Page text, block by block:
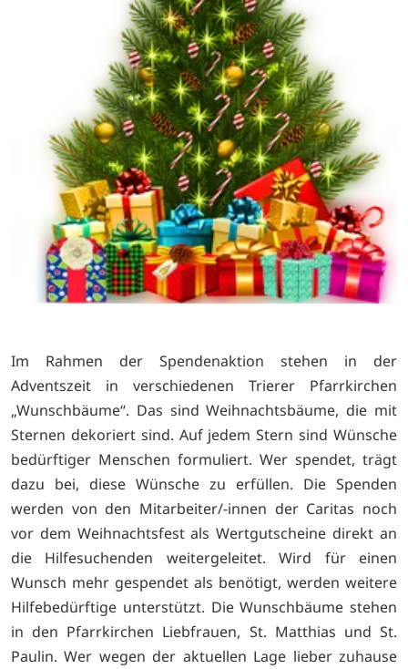
Im Rahmen der Spendenaktion stehen in der
Adventszeit in verschiedenen Trierer Pfarrkirchen
„Wunschbäume“. Das sind Weihnachtsbäume, die mit
Sternen dekoriert sind. Auf jedem Stern sind Wünsche
bedürftiger Menschen formuliert. Wer spendet, trägt
dazu bei, diese Wünsche zu erfüllen. Die Spenden
werden von den Mitarbeiter/-innen der Caritas noch
vor dem Weihnachtsfest als Wertgutscheine direkt an
die Hilfesuchenden weitergeleitet. Wird für einen
Wunsch mehr gespendet als benötigt, werden weitere
Hilfebedürftige unterstützt. Die Wunschbäume stehen
in den Pfarrkirchen Liebfrauen, St. Matthias und St.
Paulin. Wer wegen der aktuellen Lage lieber zuhause